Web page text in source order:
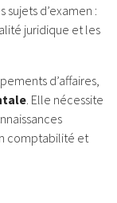
sujets d’examen :
juridique et les
d’affaires,
. Elle nécessite
comptabilité et